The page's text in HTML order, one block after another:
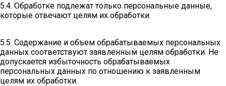
5.4. Обработке подлежат только персональные данные,
которые отвечают целям их обработки.
5.5. Содержание и объем обрабатываемых персональных
данных соответствуют заявленным целям обработки. Не
допускается избыточность обрабатываемых
персональных данных по отношению к заявленным
целям их обработки.